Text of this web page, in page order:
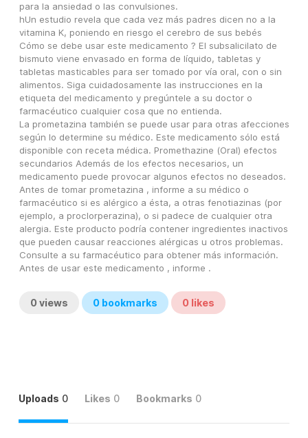
para la ansiedad o las convulsiones.
hUn estudio revela que cada vez más padres dicen no a la
vitamina K, poniendo en riesgo el cerebro de sus bebés
Cómo se debe usar este medicamento ? El subsalicilato de
bismuto viene envasado en forma de líquido, tabletas y
tabletas masticables para ser tomado por vía oral, con o sin
alimentos. Siga cuidadosamente las instrucciones en la
etiqueta del medicamento y pregúntele a su doctor o
farmacéutico cualquier cosa que no entienda.
La prometazina también se puede usar para otras afecciones
según lo determine su médico. Este medicamento sólo está
disponible con receta médica. Promethazine (Oral) efectos
secundarios Además de los efectos necesarios, un
medicamento puede provocar algunos efectos no deseados.
Antes de tomar prometazina , informe a su médico o
farmacéutico si es alérgico a ésta, a otras fenotiazinas (por
ejemplo, a proclorperazina), o si padece de cualquier otra
alergia. Este producto podría contener ingredientes inactivos
que pueden causar reacciones alérgicas u otros problemas.
Consulte a su farmacéutico para obtener más información.
Antes de usar este medicamento , informe .
0 views 0 bookmarks 0 likes
Uploads 0 Likes 0 Bookmarks 0